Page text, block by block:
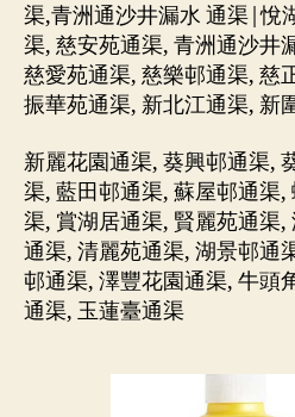
渠,青洲通沙井漏水 通渠|悅
渠, 慈安苑通渠, 青洲通沙井
慈愛苑通渠, 慈樂邨通渠, 慈
振華苑通渠, 新北江通渠, 新
新麗花園通渠, 葵興邨通渠,
渠, 藍田邨通渠, 蘇屋邨通渠,
渠, 賞湖居通渠, 賢麗苑通渠
通渠, 清麗苑通渠, 湖景邨通
邨通渠, 澤豐花園通渠, 牛頭
通渠, 玉蓮臺通渠